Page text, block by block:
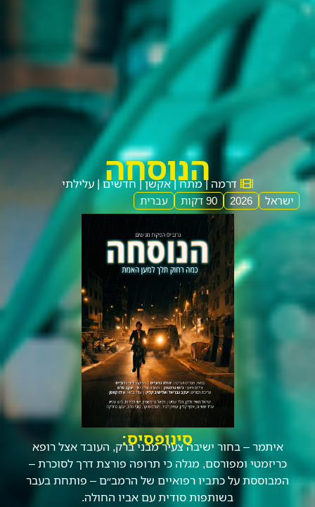
הנוסחה
דרמה | מתח | אקשן | חדשים | עלילתי
ישראל 2026 90 דקות עברית
סינופסיס:
איתמר – בחור ישיבה צעיר מבני ברק, העובד אצל רופא
כריזמטי ומפורסם, מגלה כי תרופה פורצת דרך לסוכרת –
המבוססת על כתביו רפואיים של הרמב״ם – פותחת בעבר
בשותפות סודית עם אביו החולה.